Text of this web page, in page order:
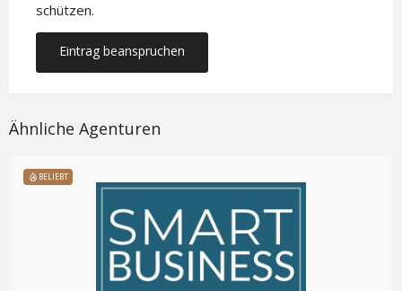
schützen.
Eintrag beanspruchen
Ähnliche Agenturen
BELIEBT